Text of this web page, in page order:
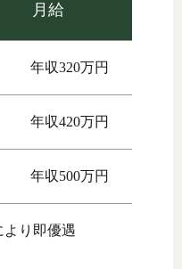
月給
年収320万円
年収420万円
年収500万円
り即優遇